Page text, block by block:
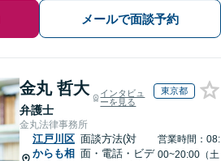
メールで面談予約
金丸 哲大
弁護士
インタビュ
ーを見る
東京都
金丸法律事務所
江戸川区
からも相
面談方法(対
面・電話・ビデ
営業時間：08:
00~20:00（土